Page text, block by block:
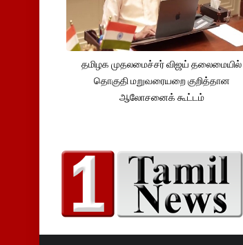
தமிழக முதலமைச்சர் விஜய் தலைமையில்
தொகுதி மறுவரையறை குறித்தான
ஆலோசனைக் கூட்டம்